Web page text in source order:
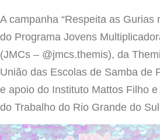
A campanha “Respeita as Gurias
do Programa Jovens
(JMCs – @jmcs.themis), da
União das Escolas de Samba de
e apoio do Instituto Mattos Filho
do Trabalho do Rio Grande do